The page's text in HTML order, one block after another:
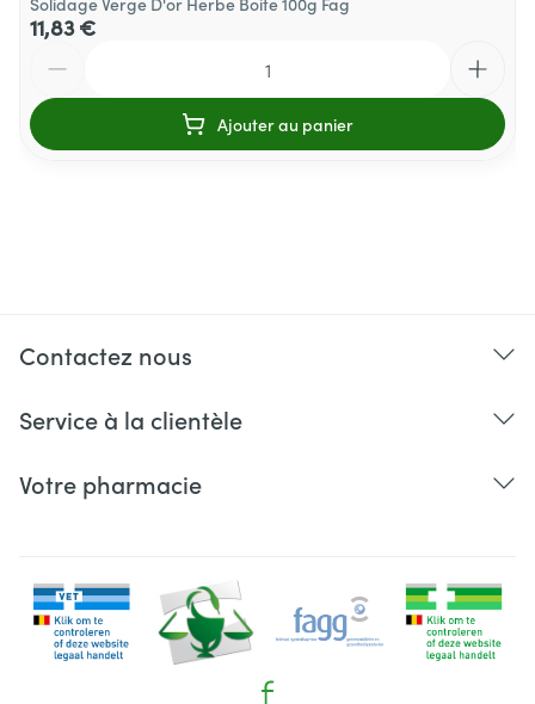
11,83 €
Ajouter au panier
Contactez nous
Service à la clientèle
Votre pharmacie